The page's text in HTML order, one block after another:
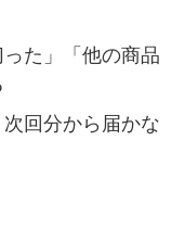
った」「他の商品
次回分から届かな